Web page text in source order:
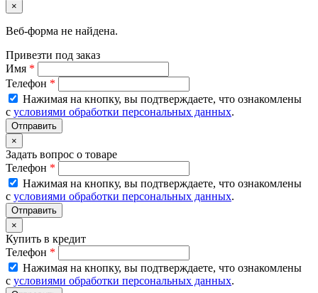
×
Веб-форма не найдена.
Привезти под заказ
Имя *
Телефон *
Нажимая на кнопку, вы подтверждаете, что ознакомлены
с условиями обработки персональных данных.
×
Задать вопрос о товаре
Телефон *
Нажимая на кнопку, вы подтверждаете, что ознакомлены
с условиями обработки персональных данных.
×
Купить в кредит
Телефон *
Нажимая на кнопку, вы подтверждаете, что ознакомлены
с условиями обработки персональных данных.